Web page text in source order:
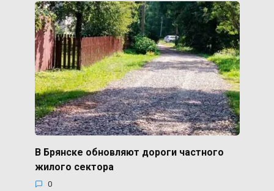
В Брянске обновляют дороги частного
жилого сектора
0